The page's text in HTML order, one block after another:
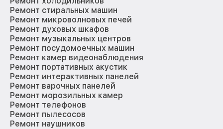
Ремонт стиральных машин
Ремонт микроволновых печей
Ремонт духовых шкафов
Ремонт музыкальных центров
Ремонт посудомоечных машин
Ремонт камер видеонаблюдения
Ремонт портативных акустик
Ремонт интерактивных панелей
Ремонт варочных панелей
Ремонт морозильных камер
Ремонт телефонов
Ремонт пылесосов
Ремонт наушников